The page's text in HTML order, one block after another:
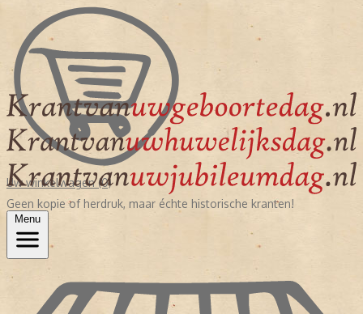
Uw winkelwagen (0)
Geen kopie of herdruk, maar échte historische kranten!
Menu